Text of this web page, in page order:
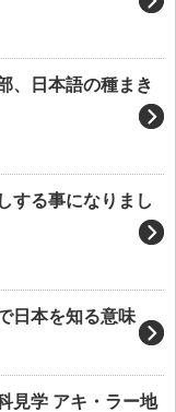
、日本語の種まき
する事になりまし
日本を知る意味
見学 アキ・ラー地